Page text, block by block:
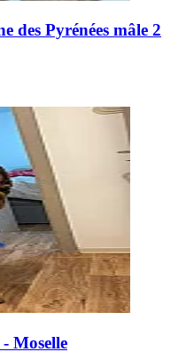
des Pyrénées mâle 2
Moselle